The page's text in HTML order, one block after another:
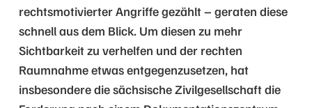
rechtsmotivierter Angriffe gezählt – geraten diese
schnell aus dem Blick. Um diesen zu mehr
Sichtbarkeit zu verhelfen und der rechten
Raumnahme etwas entgegenzusetzen, hat
insbesondere die sächsische Zivilgesellschaft die